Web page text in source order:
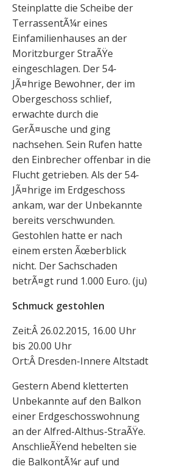
Steinplatte die Scheibe der
TerrassentÃ¼r eines
Einfamilienhauses an der
Moritzburger StraÃŸe
eingeschlagen. Der 54-
JÃ¤hrige Bewohner, der im
Obergeschoss schlief,
erwachte durch die
GerÃ¤usche und ging
nachsehen. Sein Rufen hatte
den Einbrecher offenbar in die
Flucht getrieben. Als der 54-
JÃ¤hrige im Erdgeschoss
ankam, war der Unbekannte
bereits verschwunden.
Gestohlen hatte er nach
einem ersten Ãœberblick
nicht. Der Sachschaden
betrÃ¤gt rund 1.000 Euro. (ju)
Schmuck gestohlen
Zeit:Â 26.02.2015, 16.00 Uhr
bis 20.00 Uhr
Ort:Â Dresden-Innere Altstadt
Gestern Abend kletterten
Unbekannte auf den Balkon
einer Erdgeschosswohnung
an der Alfred-Althus-StraÃŸe.
AnschlieÃŸend hebelten sie
die BalkontÃ¼r auf und